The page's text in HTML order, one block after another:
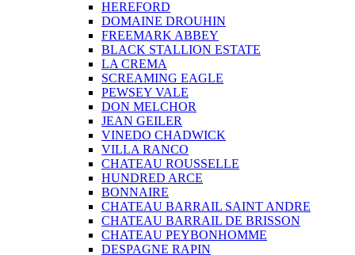
HEREFORD
DOMAINE DROUHIN
FREEMARK ABBEY
BLACK STALLION ESTATE
LA CREMA
SCREAMING EAGLE
PEWSEY VALE
DON MELCHOR
JEAN GEILER
VINEDO CHADWICK
VILLA RANCO
CHATEAU ROUSSELLE
HUNDRED ARCE
BONNAIRE
CHATEAU BARRAIL SAINT ANDRE
CHATEAU BARRAIL DE BRISSON
CHATEAU PEYBONHOMME
DESPAGNE RAPIN